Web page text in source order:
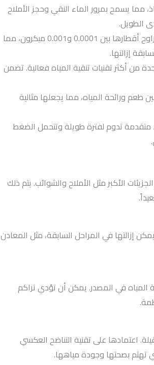
مما يسمح بمرور الماء النقي وحجز الأملاح
الطويل.
: تعمل شمعة الممبرين على إزالة الشوائب والجزيئات الدقيقة التي تتراوح أقطارها بين 0.0001 و0.001 ميكرون، مما
إزالتها.
من أكثر تقنيات تنقية المياه فعالية. تضمن
طعم ورائحة المياه، مما يجعلها مثالية
متقدمة تدوم لفترة طويلة وتتحمل الضغط
الأكبر مثل الأملاح والشوائب. يتم ذلك
إزالتها في المراحل السابقة، مثل المعادن
24 شهرًا حسب استخدام الفلتر ونوعية المياه في المصدر. يمكن أن تؤدي تراكم
اعتمادها على تقنية التناضح العكسي
تهتم بصحتها وجودة مياهها.